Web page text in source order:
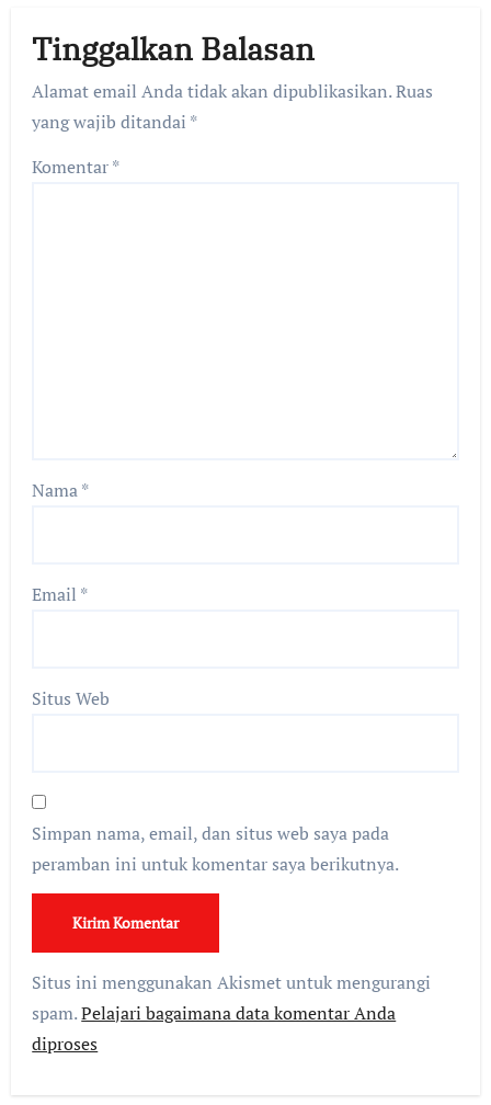
Tinggalkan Balasan
Alamat email Anda tidak akan dipublikasikan.Ruas
yang wajib ditandai *
Komentar*
Nama*
Email *
Situs Web
Simpan nama, email, dan situs web saya pada
peramban ini untuk komentar saya berikutnya.
Situs ini menggunakan Akismet untuk mengurangi
spam.Pelajari bagaimana data komentar Anda
diproses